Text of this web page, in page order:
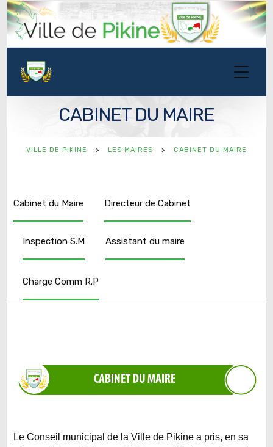
CABINET DU MAIRE
VILLE DE PIKINE > LES MAIRES > CABINET DU MAIRE
Cabinet du Maire Directeur de Cabinet
Inspection S.M Assistant du maire
Charge Comm R.P
Le Conseil municipal de la Ville de Pikine a pris, en sa